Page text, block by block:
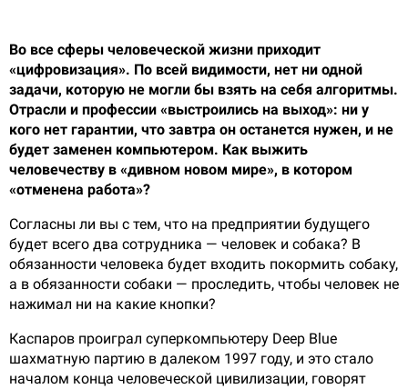
Во все сферы человеческой жизни приходит
«цифровизация». По всей видимости, нет ни одной
задачи, которую не могли бы взять на себя алгоритмы.
Отрасли и профессии «выстроились на выход»: ни у
кого нет гарантии, что завтра он останется нужен, и не
будет заменен компьютером. Как выжить
человечеству в «дивном новом мире», в котором
«отменена работа»?
Согласны ли вы с тем, что на предприятии будущего
будет всего два сотрудника — человек и собака? В
обязанности человека будет входить покормить собаку,
а в обязанности собаки — проследить, чтобы человек не
нажимал ни на какие кнопки?
Каспаров проиграл суперкомпьютеру Deep Blue
шахматную партию в далеком 1997 году, и это стало
началом конца человеческой цивилизации, говорят